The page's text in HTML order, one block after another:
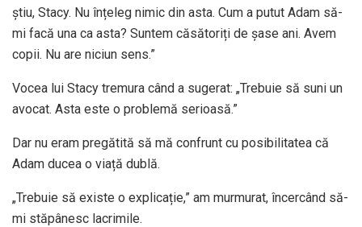
știu, Stacy. Nu înțeleg nimic din asta. Cum a putut Adam să-
mi facă una ca asta? Suntem căsătoriți de șase ani. Avem
copii. Nu are niciun sens.”
Vocea lui Stacy tremura când a sugerat: „Trebuie să suni un
avocat. Asta este o problemă serioasă.”
Dar nu eram pregătită să mă confrunt cu posibilitatea că
Adam ducea o viață dublă.
„Trebuie să existe o explicație,” am murmurat, încercând să-
mi stăpânesc lacrimile.